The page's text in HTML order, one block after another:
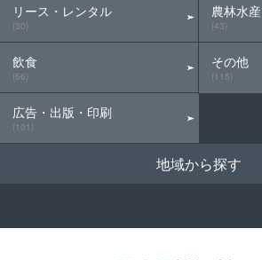
リース・レンタル
(30)
飲食
(56)
広告・出版・印刷
(101)
農林水産
(43)
その他
(115)
地域から探す